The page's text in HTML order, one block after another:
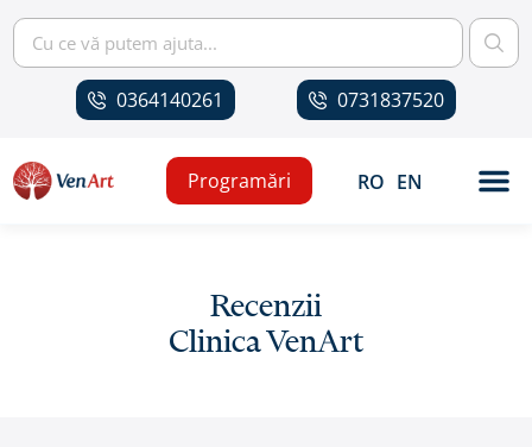
0364140261 0731837520
RO EN
Programări
Recenzii
Clinica VenArt